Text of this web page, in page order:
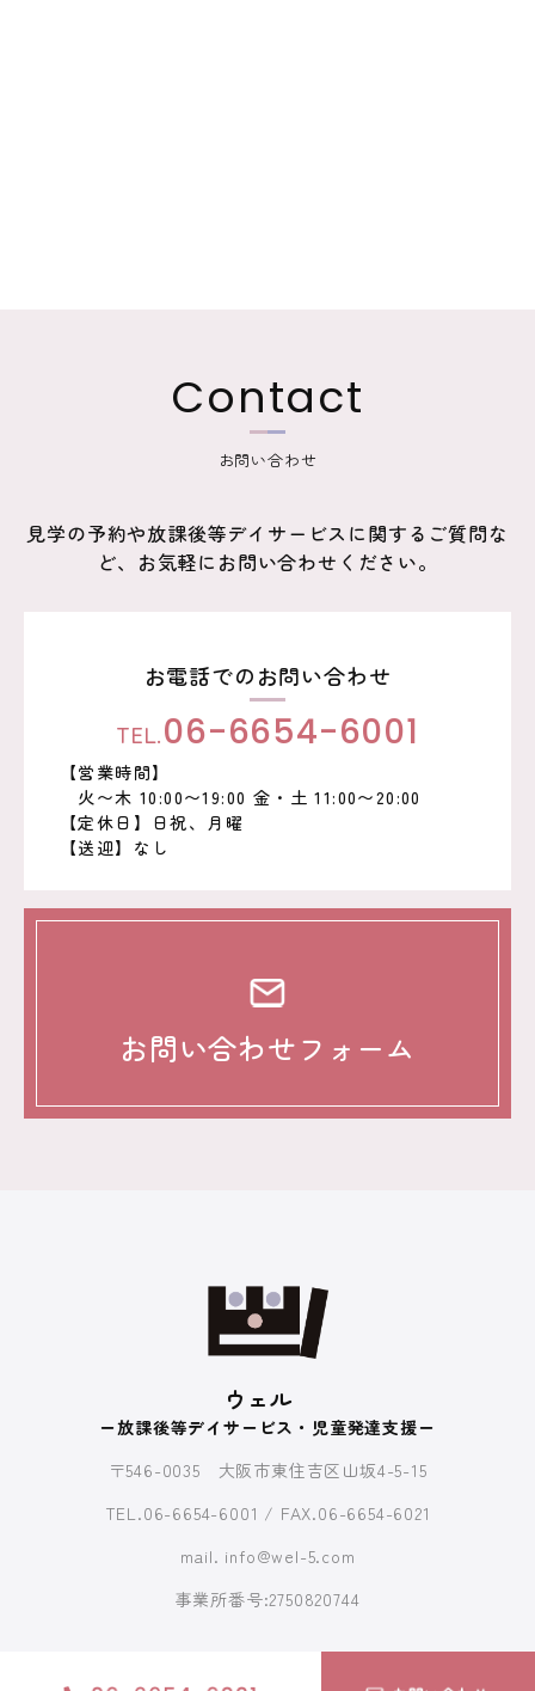
Contact
お問い合わせ
見学の予約や放課後等デイサービスに関するご質問な
ど、お気軽にお問い合わせください。
お電話でのお問い合わせ
TEL.06-6654-6001
【営業時間】
火〜木 10:00〜19:00 金・土 11:00〜20:00
【定休日】日祝、月曜
【送迎】なし
お問い合わせフォーム
ウェル
ー放課後等デイサービス・児童発達支援ー
〒546-0035 大阪市東住吉区山坂4-5-15
TEL.06-6654-6001 / FAX.06-6654-6021
mail. info@wel-5.com
事業所番号:2750820744